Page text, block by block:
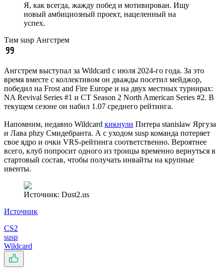
Я, как всегда, жажду побед и мотивирован. Ищу
новый амбициозный проект, нацеленный на
успех.
Тим susp Ангстрем
Ангстрем выступал за Wildcard с июля 2024-го года. За это
время вместе с коллективом он дважды посетил мейджор,
победил на Frost and Fire Europe и на двух местных турнирах:
NA Revival Series #1 и CT Season 2 North American Series #2. В
текущем сезоне он набил 1.07 среднего рейтинга.
Напомним, недавно Wildcard кикнули Питера stanislaw Яргуза
и Лава phzy Смидебранта. А с уходом susp команда потеряет
свое ядро и очки VRS-рейтинга соответственно. Вероятнее
всего, клуб попросит одного из троицы временно вернуться в
стартовый состав, чтобы получать инвайты на крупные
ивенты.
Источник: Dust2.us
Источник
CS2
susp
Wildcard